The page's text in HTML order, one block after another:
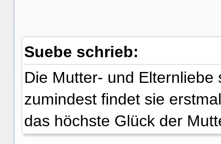
Suebe schrieb:
Die Mutter- und
zumindest findet sie
das höchste Glück der